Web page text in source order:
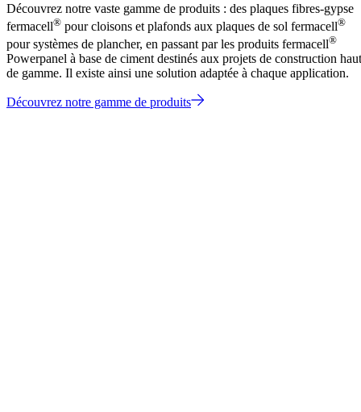
Découvrez notre vaste gamme de produits : des plaques fibres-gypse
fermacell® pour cloisons et plafonds aux plaques de sol fermacell®
pour systèmes de plancher, en passant par les produits fermacell®
Powerpanel à base de ciment destinés aux projets de construction haut
de gamme. Il existe ainsi une solution adaptée à chaque application.
Découvrez notre gamme de produits